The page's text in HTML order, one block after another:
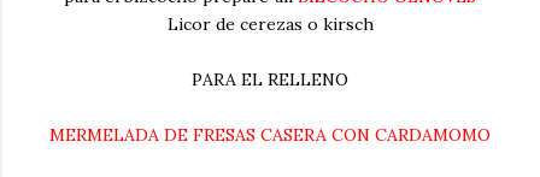
Licor de cerezas o kirsch
PARA EL RELLENO
MERMELADA DE FRESAS CASERA CON CARDAMOMO